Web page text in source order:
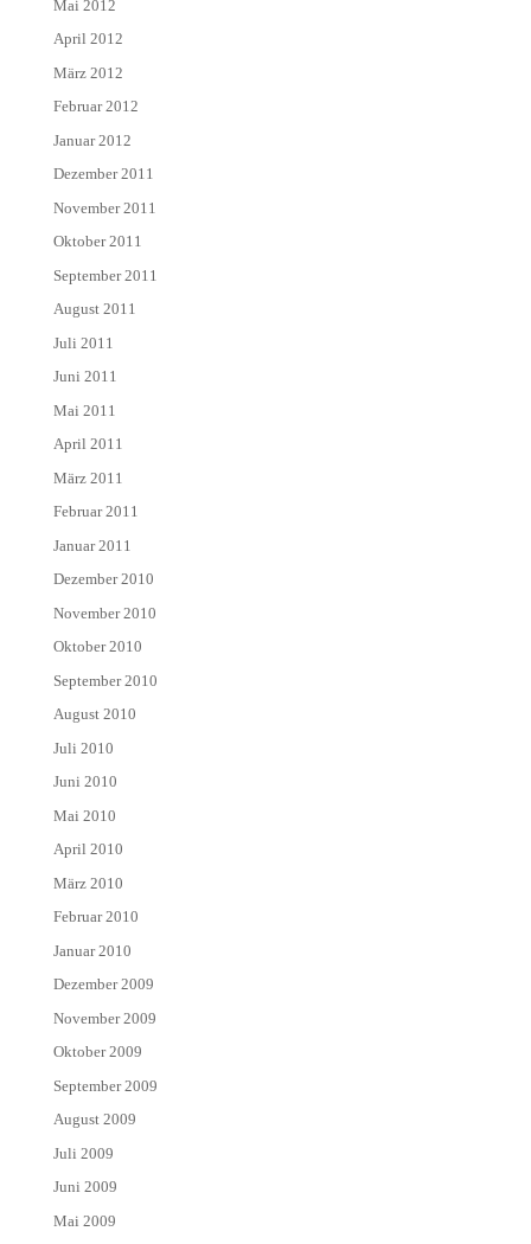
Mai 2012
April 2012
März 2012
Februar 2012
Januar 2012
Dezember 2011
November 2011
Oktober 2011
September 2011
August 2011
Juli 2011
Juni 2011
Mai 2011
April 2011
März 2011
Februar 2011
Januar 2011
Dezember 2010
November 2010
Oktober 2010
September 2010
August 2010
Juli 2010
Juni 2010
Mai 2010
April 2010
März 2010
Februar 2010
Januar 2010
Dezember 2009
November 2009
Oktober 2009
September 2009
August 2009
Juli 2009
Juni 2009
Mai 2009